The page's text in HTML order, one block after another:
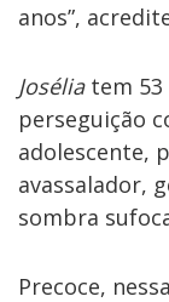
anos”,
Josélia tem
perseguição
adolescente,
avassalador,
sombra
Precoce,